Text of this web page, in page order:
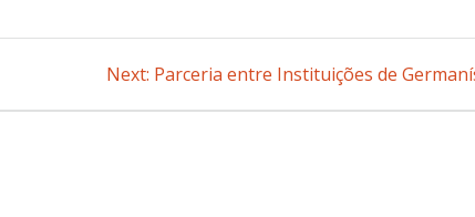
Next: Next
Parceria entre Instituições de